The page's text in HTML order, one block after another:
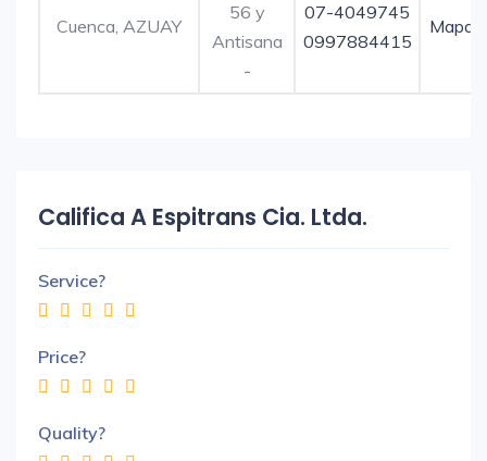
Cuenca, AZUAY
56 y
Antisana
-
07-4049745
0997884415
Mapa
Califica A Espitrans Cia. Ltda.
Service?
Price?
Quality?